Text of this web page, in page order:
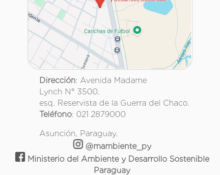
Dirección: Avenida Madame
Lynch N° 3500.
esq. Reservista de la Guerra del Chaco.
Teléfono: 021 2879000
Asunción, Paraguay.
@mambiente_py
Ministerio del Ambiente y Desarrollo Sostenible
Paraguay